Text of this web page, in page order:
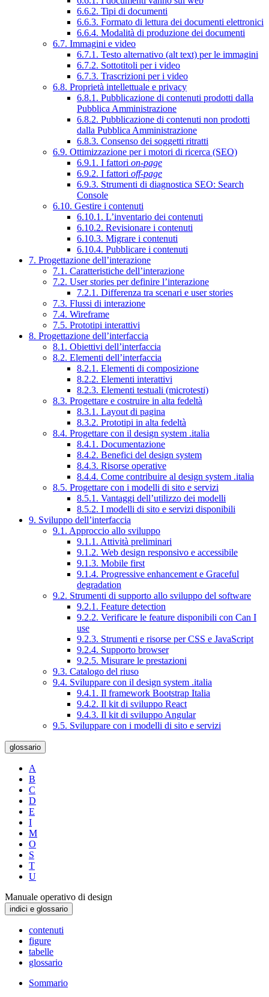
6.6.2. Tipi di documenti
6.6.3. Formato di lettura dei documenti elettronici
6.6.4. Modalità di produzione dei documenti
6.7. Immagini e video
6.7.1. Testo alternativo (alt text) per le immagini
6.7.2. Sottotitoli per i video
6.7.3. Trascrizioni per i video
6.8. Proprietà intellettuale e privacy
6.8.1. Pubblicazione di contenuti prodotti dalla
Pubblica Amministrazione
6.8.2. Pubblicazione di contenuti non prodotti
dalla Pubblica Amministrazione
6.8.3. Consenso dei soggetti ritratti
6.9. Ottimizzazione per i motori di ricerca (SEO)
6.9.1. I fattori on-page
6.9.2. I fattori off-page
6.9.3. Strumenti di diagnostica SEO: Search
Console
6.10. Gestire i contenuti
6.10.1. L’inventario dei contenuti
6.10.2. Revisionare i contenuti
6.10.3. Migrare i contenuti
6.10.4. Pubblicare i contenuti
7. Progettazione dell’interazione
7.1. Caratteristiche dell’interazione
7.2. User stories per definire l’interazione
7.2.1. Differenza tra scenari e user stories
7.3. Flussi di interazione
7.4. Wireframe
7.5. Prototipi interattivi
8. Progettazione dell’interfaccia
8.1. Obiettivi dell’interfaccia
8.2. Elementi dell’interfaccia
8.2.1. Elementi di composizione
8.2.2. Elementi interattivi
8.2.3. Elementi testuali (microtesti)
8.3. Progettare e costruire in alta fedeltà
8.3.1. Layout di pagina
8.3.2. Prototipi in alta fedeltà
8.4. Progettare con il design system .italia
8.4.1. Documentazione
8.4.2. Benefici del design system
8.4.3. Risorse operative
8.4.4. Come contribuire al design system .italia
8.5. Progettare con i modelli di sito e servizi
8.5.1. Vantaggi dell’utilizzo dei modelli
8.5.2. I modelli di sito e servizi disponibili
9. Sviluppo dell’interfaccia
9.1. Approccio allo sviluppo
9.1.1. Attività preliminari
9.1.2. Web design responsivo e accessibile
9.1.3. Mobile first
9.1.4. Progressive enhancement e Graceful
degradation
9.2. Strumenti di supporto allo sviluppo del software
9.2.1. Feature detection
9.2.2. Verificare le feature disponibili con Can I
use
9.2.3. Strumenti e risorse per CSS e JavaScript
9.2.4. Supporto browser
9.2.5. Misurare le prestazioni
9.3. Catalogo del riuso
9.4. Sviluppare con il design system .italia
9.4.1. Il framework Bootstrap Italia
9.4.2. Il kit di sviluppo React
9.4.3. Il kit di sviluppo Angular
9.5. Sviluppare con i modelli di sito e servizi
glossario
A
B
C
D
E
I
M
O
S
T
U
Manuale operativo di design
indici e glossario
contenuti
figure
tabelle
glossario
Sommario